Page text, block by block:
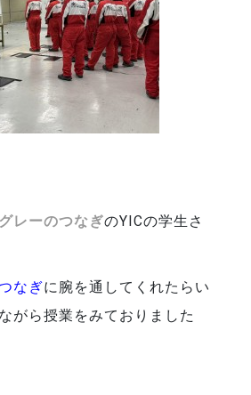
グレーのつなぎのYICの学生さ
なぎに腕を通してくれたらい
がら授業をみておりました